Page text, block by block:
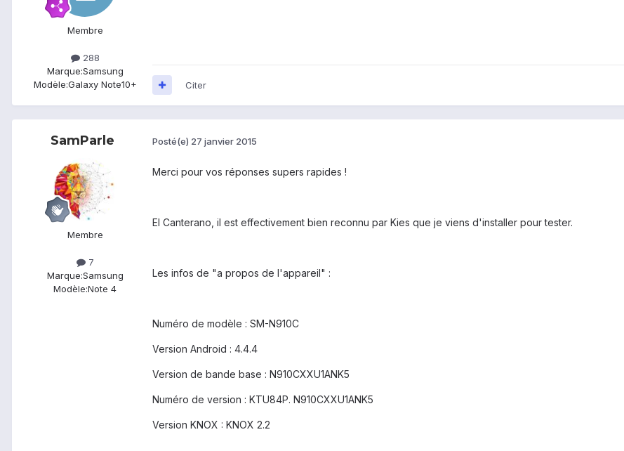
Membre
288
Marque:Samsung
Modèle:Galaxy Note10+ Citer
SamParle
Membre
7
Marque:Samsung
Modèle:Note 4
Posté(e) 27 janvier 2015
Merci pour vos réponses supers rapides !
El Canterano, il est effectivement bien reconnu par Kies que je viens d'installer pour tester.
Les infos de "a propos de l'appareil" :
Numéro de modèle : SM-N910C
Version Android : 4.4.4
Version de bande base : N910CXXU1ANK5
Numéro de version : KTU84P. N910CXXU1ANK5
Version KNOX : KNOX 2.2